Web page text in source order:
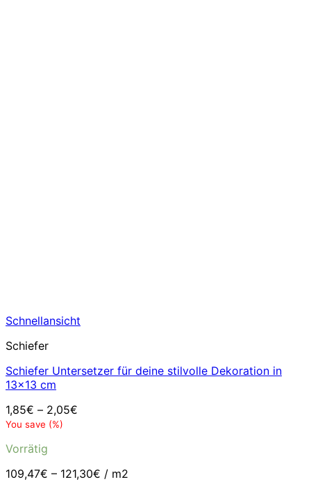
Schnellansicht
Schiefer
Schiefer Untersetzer für deine stilvolle Dekoration in
13×13 cm
1,85€ – 2,05€
You save (%)
Vorrätig
109,47€ – 121,30€ / m2